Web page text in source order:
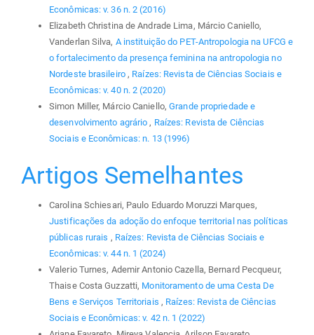
Econômicas: v. 36 n. 2 (2016)
Elizabeth Christina de Andrade Lima, Márcio Caniello,
Vanderlan Silva, A instituição do PET-Antropologia na UFCG e
o fortalecimento da presença feminina na antropologia no
Nordeste brasileiro , Raízes: Revista de Ciências Sociais e
Econômicas: v. 40 n. 2 (2020)
Simon Miller, Márcio Caniello,Grande propriedade e
desenvolvimento agrário, Raízes: Revista de Ciências
Sociais e Econômicas: n. 13 (1996)
Artigos Semelhantes
Carolina Schiesari, Paulo Eduardo Moruzzi Marques,
Justificações da adoção do enfoque territorial nas políticas
públicas rurais , Raízes: Revista de Ciências Sociais e
Econômicas: v. 44 n. 1 (2024)
Valerio Turnes, Ademir Antonio Cazella, Bernard Pecqueur,
Thaise Costa Guzzatti, Monitoramento de uma Cesta De
Bens e Serviços Territoriais , Raízes: Revista de Ciências
Sociais e Econômicas: v. 42 n. 1 (2022)